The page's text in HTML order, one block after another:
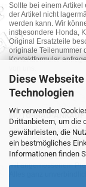
Diese
Technologien
Wir verwenden
Drittanbietern, um die
gewährleisten, die
ein bestmögliches
Informationen finden
Sollte bei einem
der Artikel nicht
werden kann. Wir
insbesondere Honda,
Original Ersatzteile
originale Teilenummer
Kontaktformular
MOTORRAD-ANKAUF
Sie möchte Ihr altes
auch gebrauchte
Sie uns doch
bemühen uns dann
mit angemessenem